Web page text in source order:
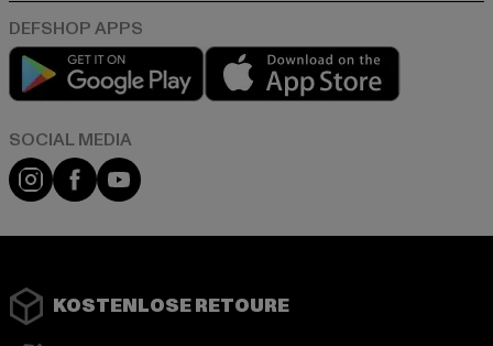
Play market
Instagram
FacebookYouTube
KOSTENLOSE RETOURE